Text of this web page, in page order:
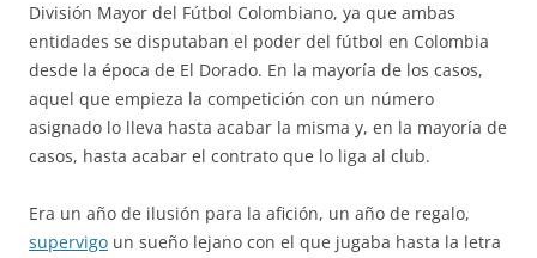
División Mayor del Fútbol Colombiano, ya que ambas
entidades se disputaban el poder del fútbol en Colombia
desde la época de El Dorado. En la mayoría de los casos,
aquel que empieza la competición con un número
asignado lo lleva hasta acabar la misma y, en la mayoría de
casos, hasta acabar el contrato que lo liga al club.
Era un año de ilusión para la afición, un año de regalo,
supervigo un sueño lejano con el que jugaba hasta la letra